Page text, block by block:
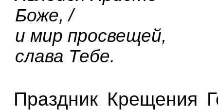
Боже, /
и мир просвещей,
слава Тебе.
Праздник Крещения